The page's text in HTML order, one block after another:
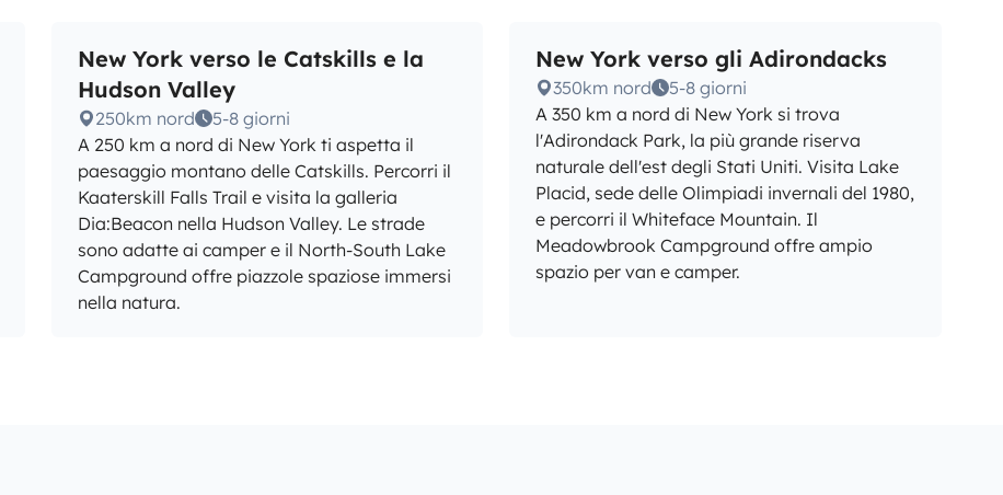
New York verso le Catskills e la
Hudson Valley
250km nord
5-8 giorni
A 250 km a nord di New York ti aspetta il
paesaggio montano delle Catskills. Percorri il
Kaaterskill Falls Trail e visita la galleria
Dia:Beacon nella Hudson Valley. Le strade
sono adatte ai camper e il North-South Lake
Campground offre piazzole spaziose immersi
nella natura.
New York verso gli Adirondacks
350km nord
5-8 giorni
A 350 km a nord di New York si trova
l'Adirondack Park, la più grande riserva
naturale dell'est degli Stati Uniti. Visita Lake
Placid, sede delle Olimpiadi invernali del 1980,
e percorri il Whiteface Mountain. Il
Meadowbrook Campground offre ampio
spazio per van e camper.